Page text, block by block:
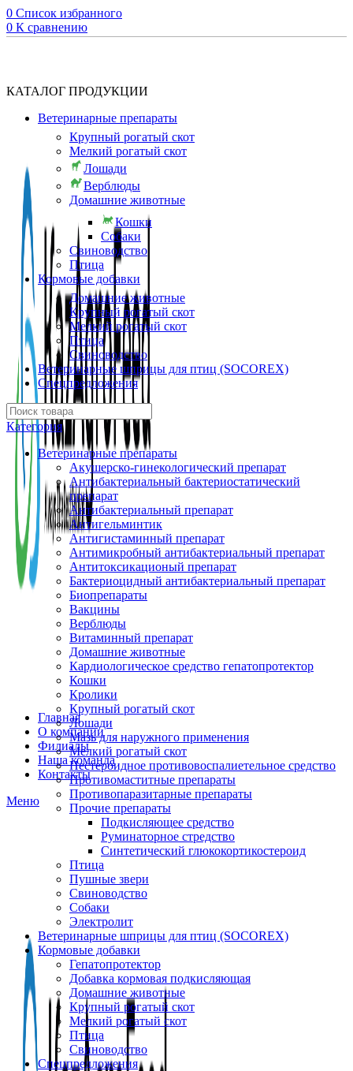
0 Список избранного
0 К сравнению
Главная
О компании
Филиалы
Наша команда
Контакты
Меню
КАТАЛОГ ПРОДУКЦИИ
Ветеринарные препараты
Крупный рогатый скот
Мелкий рогатый скот
Лошади
Верблюды
Домашние животные
Кошки
Собаки
Свиноводство
Птица
Кормовые добавки
Домашние животные
Крупный рогатый скот
Мелкий рогатый скот
Птица
Свиноводство
Ветеринарные шприцы для птиц (SOCOREX)
Спецпредложения
Категория
Ветеринарные препараты
Акушерско-гинекологический препарат
Антибактериальный бактериостатический
препарат
Антибактериальный препарат
Антигельминтик
Антигистаминный препарат
Антимикробный антибактериальный препарат
Антитоксикационый препарат
Бактериоцидный антибактериальный препарат
Биопрепараты
Вакцины
Верблюды
Витаминный препарат
Домашние животные
Кардиологическое средство гепатопротектор
Кошки
Кролики
Крупный рогатый скот
Лошади
Мазь для наружного применения
Мелкий рогатый скот
Нестероидное противовоспалиетельное средство
Противомаститные препараты
Противопаразитарные препараты
Прочие препараты
Подкисляющее средство
Руминаторное стредство
Синтетический глюкокортикостероид
Птица
Пушные звери
Свиноводство
Собаки
Электролит
Ветеринарные шприцы для птиц (SOCOREX)
Кормовые добавки
Гепатопротектор
Добавка кормовая подкисляющая
Домашние животные
Крупный рогатый скот
Мелкий рогатый скот
Птица
Свиноводство
Спецпредложения